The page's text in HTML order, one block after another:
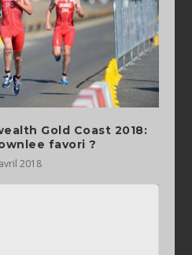
Gold Coast 2018:
favori ?
2018